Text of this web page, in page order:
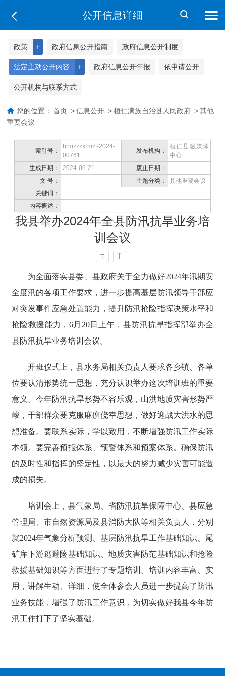
公开信息详细
＋
政策 政府信息公开指南 政府信息公开制度
＋
法定主动公开内容 政府信息公开年报 依申请公开
公开机构与联系方式
您的位置： 首页 > 信息公开 > 桓仁满族自治县人民政府 > 其他
重要会议
索引号：
hrmzzzxrmzf-2024-
00761
发布机构：
桓仁县融媒体
中心
生成日期：
2024-06-21
废止日期：
文 号：
主题分类：
其他重要会议
关键词：
内容概述：
我县举办2024年全县防汛抗旱业务培
训会议
T T
为全面落实县委、县政府关于全力做好2024年汛期安
全度汛的各项工作要求，进一步提高基层防汛领导干部应
对突发事件应急处置能力，提升防汛抢险指挥决策水平和
抢险救援能力，6月20日上午，县防汛抗旱指挥部举办全
县防汛抗旱业务培训会议。
开班仪式上，县水务局相关负责人要求各乡镇、各单
位要认清形势统一思想，充分认识举办这次培训班的重要
意义。今年防汛抗旱形势不容乐观，山洪地质灾害形势严
峻，干部群众要克服麻痹侥幸思想，做好迎战大洪水的思
想准备。要联系实际，学以致用，不断增强防汛工作实际
本领。要完善预报体系、预警体系和预案体系。确保防汛
的及时性和指挥的坚定性，以最大的努力减少灾害可能造
成的损失。
培训会上，县气象局、省防汛抗旱保障中心、县应急
管理局、市自然资源局及县消防大队等相关负责人，分别
就2024年气象分析预测、基层防汛抗旱工作基础知识、尾
矿库下游逃避险基础知识、地质灾害防范基础知识和抢险
救援基础知识等方面进行了专题培训。培训内容丰富、实
用，讲解生动、详细，使全体参会人员进一步提高了防汛
业务技能，增强了防汛工作意识，为切实做好我县今年防
汛工作打下了坚实基础。